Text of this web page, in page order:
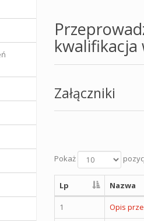
kwalifikacja
Załączniki
Pokaż
Lp Nazwa
1 Opis